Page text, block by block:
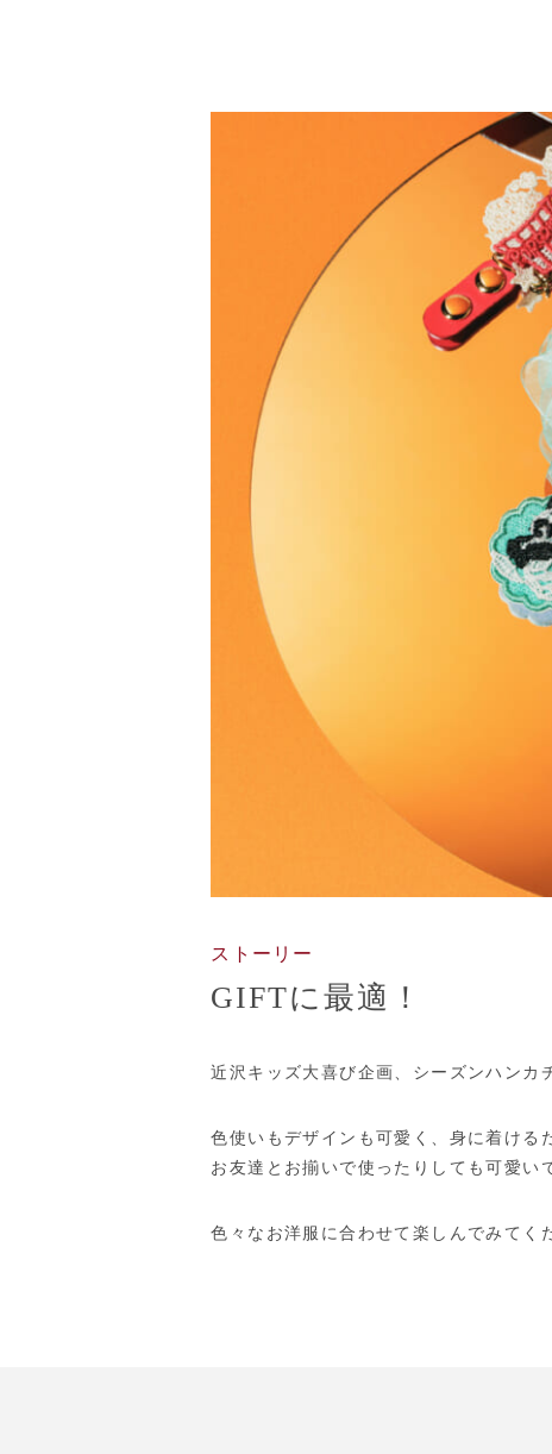
GIFTに最適！
ストーリー
近沢キッズ大喜び企画、シーズンハンカ
色使いもデザインも可愛く、身に着ける
お友達とお揃いで使ったりしても可愛い
色々なお洋服に合わせて楽しんでみてく